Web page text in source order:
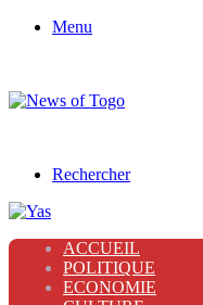
Menu
Rechercher
ACCUEIL
POLITIQUE
ECONOMIE